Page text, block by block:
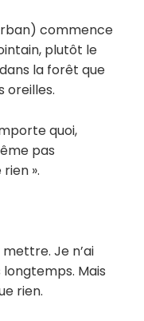
commence
plutôt le
la forêt que
oreilles.
quoi,
pas
».
Je n’ai
Mais
rien.